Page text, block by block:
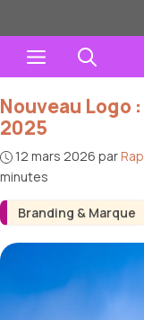
au
contenuMenu
Branding & Marque
Nouveau Logo
2025
12 mars 2026 par
minutes